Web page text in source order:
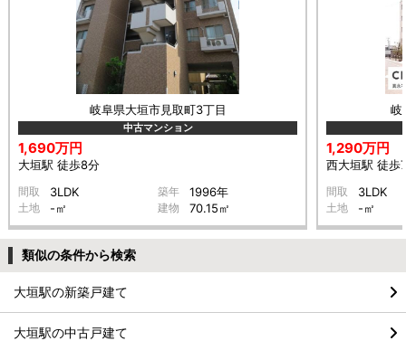
岐阜県大垣市見取町3丁目
中古マンション
1,690万円
大垣駅 徒歩8分
間取 3LDK 築年 1996年
土地 -㎡ 建物 70.15㎡
岐
1,290万円
西大垣駅 徒歩
間取 3LDK
土地 -㎡
類似の条件から検索
大垣駅の新築戸建て
大垣駅の中古戸建て